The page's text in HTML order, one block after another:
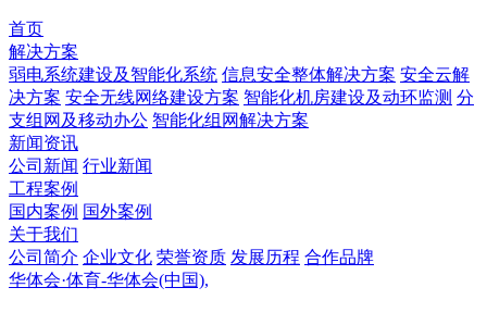
首页
解决方案
弱电系统建设及智能化系统 信息安全整体解决方案 安全云解
决方案 安全无线网络建设方案 智能化机房建设及动环监测 分
支组网及移动办公 智能化组网解决方案
新闻资讯
公司新闻 行业新闻
工程案例
国内案例 国外案例
关于我们
公司简介 企业文化 荣誉资质 发展历程 合作品牌
华体会·体育-华体会(中国),